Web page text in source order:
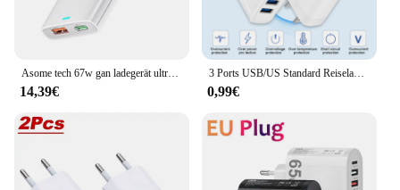
Asome tech 67w gan ladegerät ultra dünne schnell ladung qc 3,0 pd pps mini usb typ c ladegerät für macbook laptop iphone 14 ipad samsung
14,39€
3 Ports USB/US Standard Reiseladegerät Ladung LED Wandladung für iPhone 13 12 Samsung Xiaomi Mobile Plug Ladeadapter
0,99€